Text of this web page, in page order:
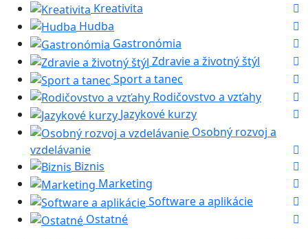
Kreativita
Hudba
Gastronómia
Zdravie a životný štýl
Sport a tanec
Rodičovstvo a vzťahy
Jazykové kurzy
Osobný rozvoj a
vzdelávanie
Biznis
Marketing
Software a aplikácie
Ostatné